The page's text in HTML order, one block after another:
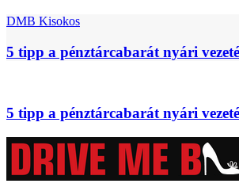
DMB Kisokos
5 tipp a pénztárcabarát nyári
5 tipp a pénztárcabarát nyári